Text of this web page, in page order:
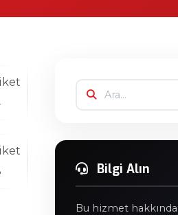
Bilgi Alın
Bu hizmet